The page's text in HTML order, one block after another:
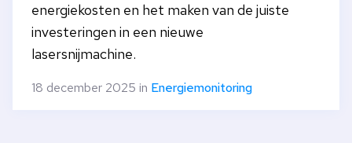
energiekosten en het maken van de juiste
investeringen in een nieuwe
lasersnijmachine.
18 december 2025 in Energiemonitoring